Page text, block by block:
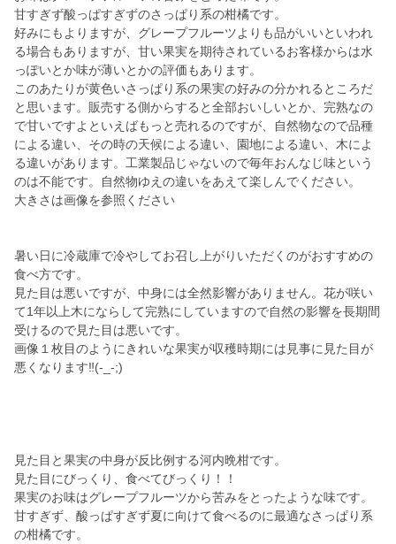
甘すぎず酸っぱすぎずのさっぱり系の柑橘です。
好みにもよりますが、グレープフルーツよりも品がいいといわれ
る場合もありますが、甘い果実を期待されているお客様からは水
っぽいとか味が薄いとかの評価もあります。
このあたりが黄色いさっぱり系の果実の好みの分かれるところだ
と思います。販売する側からすると全部おいしいとか、完熟なの
で甘いですよといえばもっと売れるのですが、自然物なので品種
による違い、その時の天候による違い、園地による違い、木によ
る違いがあります。工業製品じゃないので毎年おんなじ味という
のは不能です。自然物ゆえの違いをあえて楽しんでください。
大きさは画像を参照ください
暑い日に冷蔵庫で冷やしてお召し上がりいただくのがおすすめの
食べ方です。
見た目は悪いですが、中身には全然影響がありません。花が咲い
て1年以上木にならして完熟にしていますので自然の影響を長期間
受けるので見た目は悪いです。
画像１枚目のようにきれいな果実が収穫時期には見事に見た目が
悪くなります‼️(-_-;)
見た目と果実の中身が反比例する河内晩柑です。
見た目にびっくり、食べてびっくり！！
果実のお味はグレープフルーツから苦みをとったような味です。
甘すぎず、酸っぱすぎず夏に向けて食べるのに最適なさっぱり系
の柑橘です。